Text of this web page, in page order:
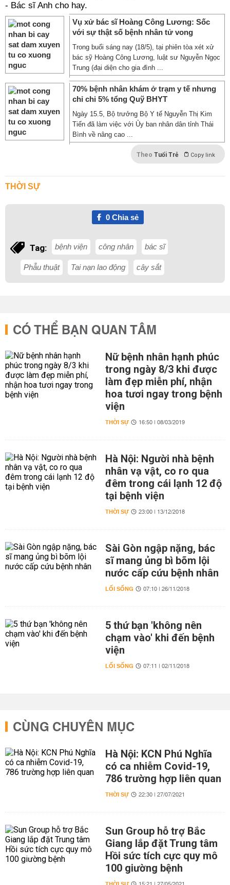
- Bác sĩ Anh cho hay.
Vụ xử bác sĩ Hoàng Công Lương: Sốc
với sự thật số bệnh nhân tử vong
Trong buổi sáng nay (18/5), tại phiên tòa xét xử
bác sỹ Hoàng Công Lương, luật sư Nguyễn Ngọc
Trung (đại diện cho gia đình ...
70% bệnh nhân khám ở trạm y tế nhưng
chỉ chi 5% tổng Quỹ BHYT
Ngày 15.5, Bộ trưởng Bộ Y tế Nguyễn Thị Kim
Tiến đã làm việc với Ủy ban nhân dân tỉnh Thái
Bình về nâng cao ...
Theo Tuổi Trẻ Copy link
THỜI SỰ
0Chia sẻ
Tag: bệnh viện công nhân bác sĩ
Phẫu thuật Tai nạn lao động cây sắt
CÓ THỂ BẠN QUAN TÂM
Nữ bệnh nhân hạnh phúc
trong ngày 8/3 khi được
làm đẹp miễn phí, nhận
hoa tươi ngay trong bệnh
viện
THỜI SỰ 16:50 | 08/03/2019
Hà Nội: Người nhà bệnh
nhân vạ vật, co ro qua
đêm trong cái lạnh 12 độ
tại bệnh viện
THỜI SỰ 23:00 | 13/12/2018
Sài Gòn ngập nặng, bác
sĩ mang ủng bì bõm lội
nước cấp cứu bệnh nhân
LỐI SỐNG 07:10 | 26/11/2018
5 thứ bạn 'không nên
chạm vào' khi đến bệnh
viện
LỐI SỐNG 07:11 | 02/11/2018
CÙNG CHUYÊN MỤC
Hà Nội: KCN Phú Nghĩa
có ca nhiễm Covid-19,
786 trường hợp liên quan
THỜI SỰ 22:30 | 27/07/2021
Sun Group hỗ trợ Bắc
Giang lắp đặt Trung tâm
Hồi sức tích cực quy mô
100 giường bệnh